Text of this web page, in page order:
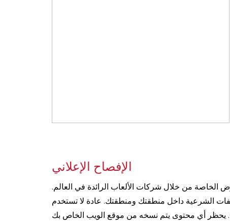
الإفصاح الإعلاني
الخاصة من خلال شركات الألعاب الرائدة في العالم.
الشرعية داخل منطقتك ومنطقتك. عادة لا تستخدم
يحظر أي محتوى يتم نسخه من موقع الويب الخاص بك